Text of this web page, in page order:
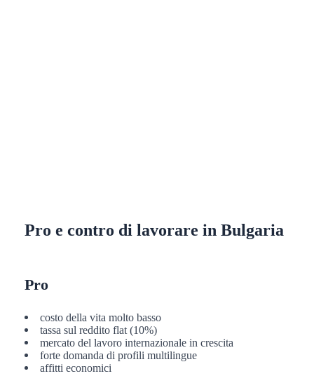
Pro e contro di lavorare in Bulgaria
Pro
costo della vita molto basso
tassa sul reddito flat (10%)
mercato del lavoro internazionale in crescita
forte domanda di profili multilingue
affitti economici